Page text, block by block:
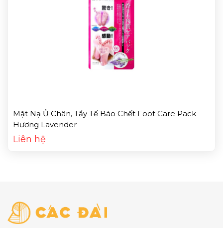
Mặt Nạ Ủ Chân, Tẩy Tế Bào Chết Foot Care Pack -
Hương Lavender
Liên hệ